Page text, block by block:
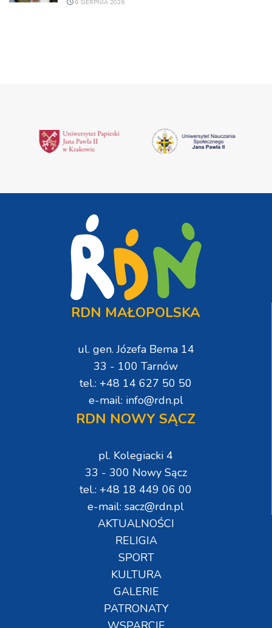
6 SIERPNIA 2026
RDN MAŁOPOLSKA
ul. gen. Józefa Bema 14
33 - 100 Tarnów
tel.: +48 14 627 50 50
e-mail: info@rdn.pl
RDN NOWY SĄCZ
pl. Kolegiacki 4
33 - 300 Nowy Sącz
tel.: +48 18 449 06 00
e-mail: sacz@rdn.pl
AKTUALNOŚCI
RELIGIA
SPORT
KULTURA
GALERIE
PATRONATY